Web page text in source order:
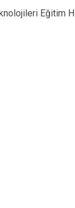
Eğitim